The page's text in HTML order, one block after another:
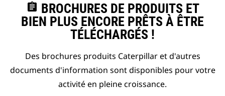
assignment BROCHURES DE PRODUITS ET
BIEN PLUS ENCORE PRÊTS À ÊTRE
TÉLÉCHARGÉS !
Des brochures produits Caterpillar et d'autres
documents d'information sont disponibles pour votre
activité en pleine croissance.